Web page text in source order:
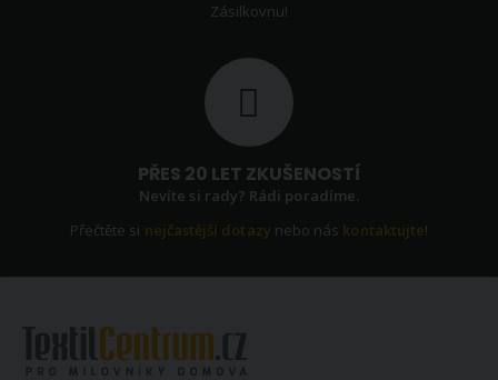
Zásilkovnu!
PŘES 20 LET ZKUŠENOSTÍ
Nevíte si rady? Rádi poradíme.
Přečtěte si nejčastější dotazy nebo nás kontaktujte!